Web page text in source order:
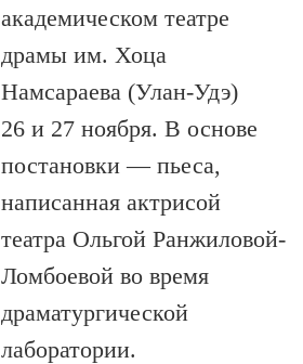
академическом театре
драмы им. Хоца
Намсараева (Улан-Удэ)
26 и 27 ноября. В основе
постановки — пьеса,
написанная актрисой
театра Ольгой Ранжиловой-
Ломбоевой во время
драматургической
лаборатории.